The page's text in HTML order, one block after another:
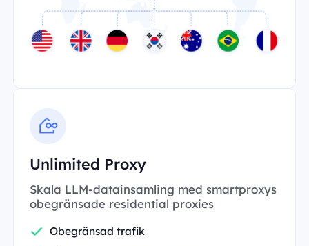
Unlimited Proxy
Skala LLM-datainsamling med smartproxys
obegränsade residential proxies
Obegränsad trafik